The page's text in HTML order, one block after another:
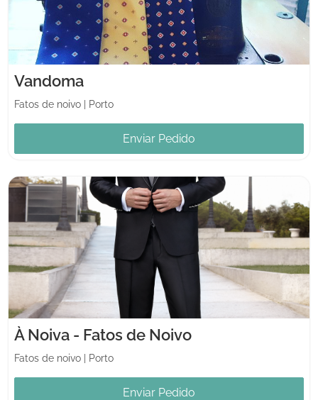
Vandoma
Fatos de noivo Porto
Enviar Pedido
À Noiva - Fatos de Noivo
Fatos de noivo Porto
Enviar Pedido